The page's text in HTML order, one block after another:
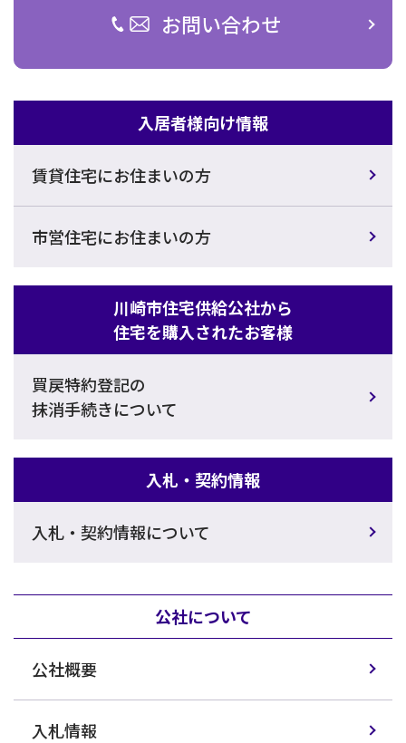
お問い合わせ
入居者様向け情報
賃貸住宅にお住まいの方
市営住宅にお住まいの方
川崎市住宅供給公社から
住宅を購入されたお客様
買戻特約登記の
抹消手続きについて
入札・契約情報
入札・契約情報について
公社について
公社概要
入札情報